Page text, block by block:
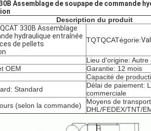
Assemblage de soupape de commande
Description du produit
330B Assemblage
hydraulique entraînée
de pellets
TQTQCATégorie:
Lieu d'origine: Autre
OEM
Garantie: 12 mois
Capacité de
Standard
Délai de paiement:
commerciale
(selon la commande)
Moyens de
DHL/FEDEX/TNT/